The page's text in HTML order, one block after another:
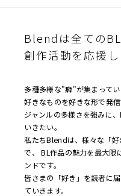
ナ
ビ
ー
シ
ン
Blendは全ての
創作活動を応援
多種多様な"癖"が集まってい
好きなものを好きな形で発
ジャンルの多様さを強みに
いきたい。
私たちBlendは、様々な「
で、 BL作品の魅力を最大限
ンドです。
皆さまの「好き」を読者に
ていきます。